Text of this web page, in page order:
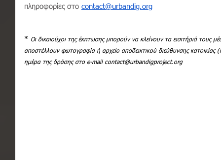
πληροφορίες στο contact@urbandig.org
* Οι δικαιούχοι της έκπτωσης μπορούν να κλείνουν τα εισιτήριά τους
αποστέλλουν φωτογραφία ή αρχείο αποδεικτικού διεύθυνσης
ημέρα της δράσης στο e-mail contact@urbandigproject.org